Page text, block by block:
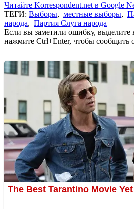
Читайте Korrespondent.net в Google
ТЕГИ: Выборы, местные выборы,
народа, Партия Слуга народа
Если вы заметили ошибку, выделите
нажмите Ctrl+Enter, чтобы сообщить